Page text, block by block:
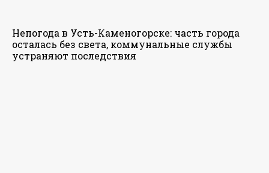
Непогода в Усть-Каменогорске: часть города
осталась без света, коммунальные службы
устраняют последствия